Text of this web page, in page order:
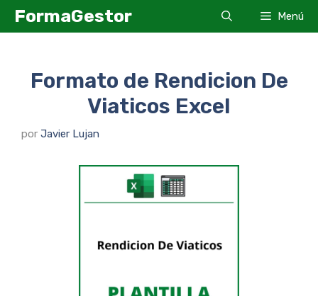
SaltarFormaGestor Menú
Formato de Rendicion De
Viaticos Excel
por Javier Lujan